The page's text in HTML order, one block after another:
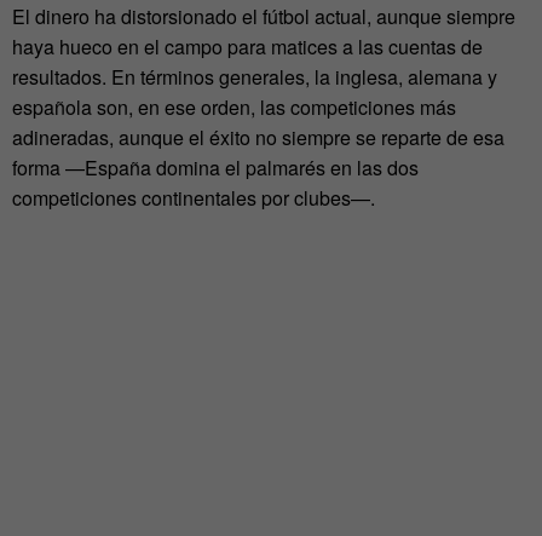
El dinero ha distorsionado el fútbol actual, aunque siempre
haya hueco en el campo para matices a las cuentas de
resultados. En términos generales, la inglesa, alemana y
española son, en ese orden, las competiciones más
adineradas, aunque el éxito no siempre se reparte de esa
forma —España domina el palmarés en las dos
competiciones continentales por clubes—.